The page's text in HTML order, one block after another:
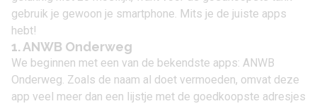
gebruik je gewoon je smartphone. Mits je de juiste apps
hebt!
1. ANWB Onderweg
We beginnen met een van de bekendste apps: ANWB
Onderweg. Zoals de naam al doet vermoeden, omvat deze
app veel meer dan een lijstje met de goedkoopste adresjes